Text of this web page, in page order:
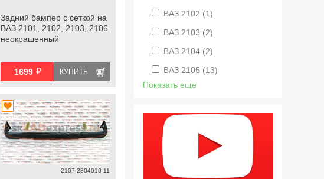
Задний бампер с сеткой на
ВАЗ 2101, 2102, 2103, 2106
неокрашенный
1699 й КУПИТЬ
2107-2804010-11
ВАЗ 2102 (1)
ВАЗ 2103 (2)
ВАЗ 2104 (2)
ВАЗ 2105 (13)
Показать еще